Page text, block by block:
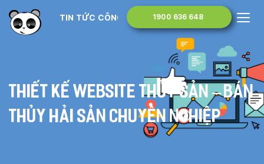
1900 636 648
TIN TỨC CÔNG NGHỆ
Thiết kế website thủy sản – bán
thủy hải sản chuyên nghiệp